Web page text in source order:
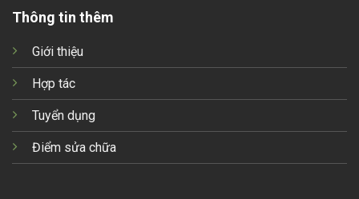
Thông tin thêm
Giới thiệu
Hợp tác
Tuyển dụng
Điểm sửa chữa